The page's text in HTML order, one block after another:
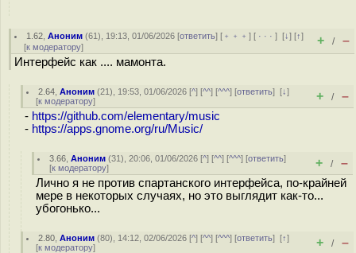
1.62 ,Аноним (61), 19:13, 01/06/2026 [ответить] [ ﹢﹢﹢] [ · · ·][↓] [↑]
[к модератору] + / –
Интерфейс как .... мамонта.
2.64 ,Аноним (21), 19:53, 01/06/2026 [^] [^^] [^^^] [ответить][↓]
[к модератору] + / –
- https://github.com/elementary/music
- https://apps.gnome.org/ru/Music/
3.66 ,Аноним (31), 20:06, 01/06/2026 [^] [^^] [^^^] [ответить]
[к модератору] + / –
Лично я не против спартанского интерфейса, по-крайней
мере в некоторых случаях, но это выглядит как-то...
убогонько...
2.80 ,Аноним (80), 14:12, 02/06/2026 [^] [^^] [^^^] [ответить][↑]
[к модератору] + / –